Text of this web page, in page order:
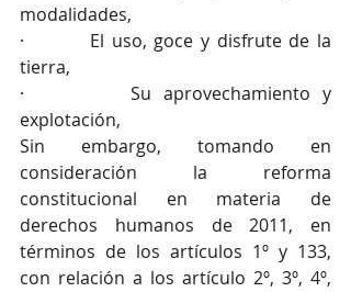
modalidades,
·         El uso, goce y disfrute de la
tierra,
·         Su aprovechamiento y
explotación,
Sin embargo, tomando en
consideración la reforma
constitucional en materia de
derechos humanos de 2011, en
términos de los artículos 1º y 133,
con relación a los artículo 2º, 3º, 4º,